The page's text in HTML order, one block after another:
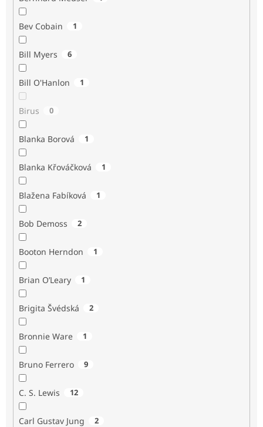
Bev Cobain 1
Bill Myers 6
Bill O'Hanlon 1
Birus 0
Blanka Borová 1
Blanka Křováčková 1
Blažena Fabíková 1
Bob Demoss 2
Booton Herndon 1
Brian O’Leary 1
Brigita Švédská 2
Bronnie Ware 1
Bruno Ferrero 9
C. S. Lewis 12
Carl Gustav Jung 2